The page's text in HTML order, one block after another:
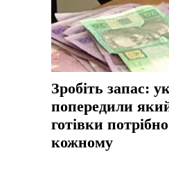
Зробіть запас:
попередили
готівки
кожному